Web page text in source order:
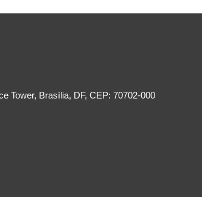
Tower, Brasília, DF, CEP: 70702-000